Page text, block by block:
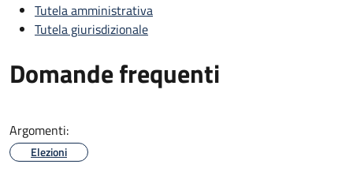
Tutela amministrativa
Tutela giurisdizionale
Domande frequenti
Argomenti:
Elezioni